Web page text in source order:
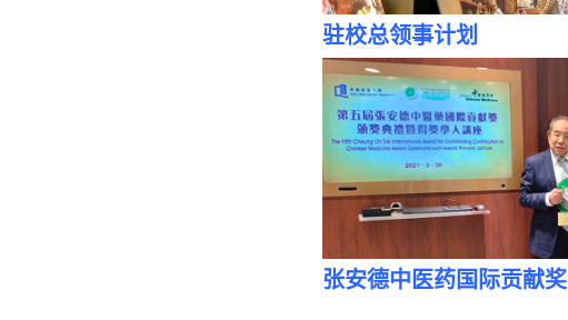
驻校总领事计划
张安德中医药国际贡献奖